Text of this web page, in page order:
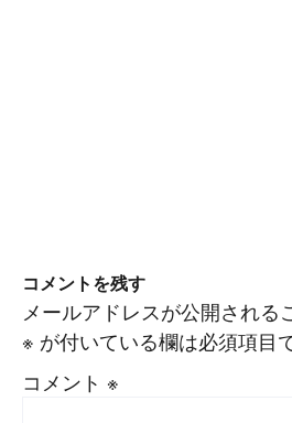
コメントを残す
メールアドレスが公開される
※ が付いている欄は必須項目
コメント ※